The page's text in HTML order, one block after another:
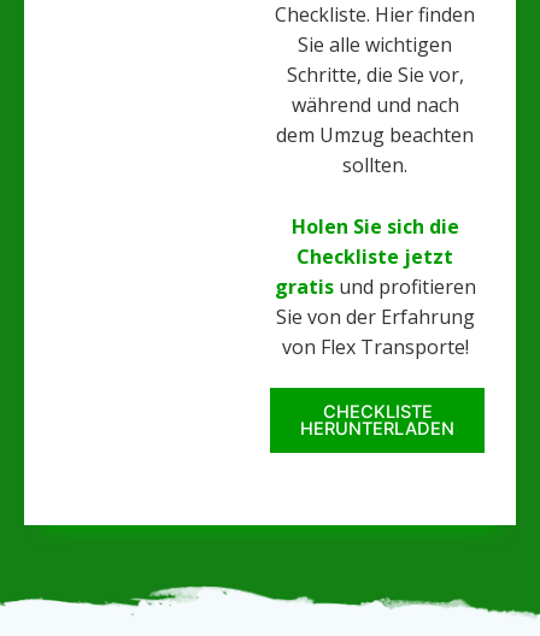
Checkliste. Hier finden
Sie alle wichtigen
Schritte, die Sie vor,
während und nach
dem Umzug beachten
sollten.
Holen Sie sich die
Checkliste jetzt
gratisund profitieren
Sie von der Erfahrung
von Flex Transporte!
CHECKLISTE
HERUNTERLADEN